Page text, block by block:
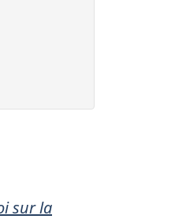
sur la